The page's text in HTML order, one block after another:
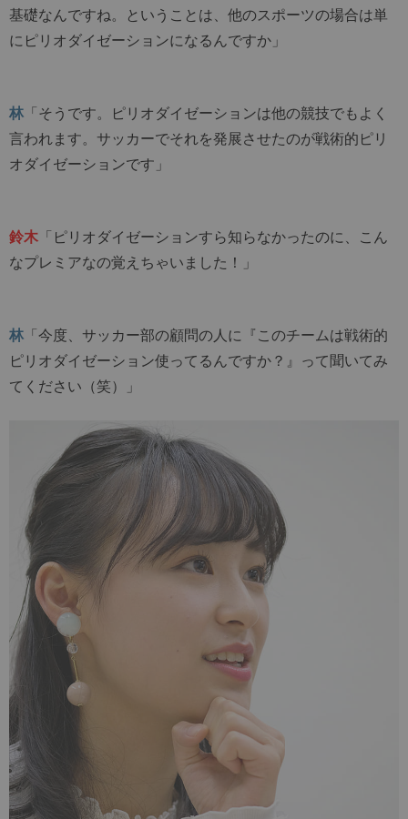
基礎なんですね。ということは、他のスポーツの場合は単
にピリオダイゼーションになるんですか」
林 「そうです。ピリオダイゼーションは他の競技でもよく
言われます。サッカーでそれを発展させたのが戦術的ピリ
オダイゼーションです」
鈴木 「ピリオダイゼーションすら知らなかったのに、こん
なプレミアなの覚えちゃいました！」
林 「今度、サッカー部の顧問の人に『このチームは戦術的
ピリオダイゼーション使ってるんですか？』って聞いてみ
てください（笑）」